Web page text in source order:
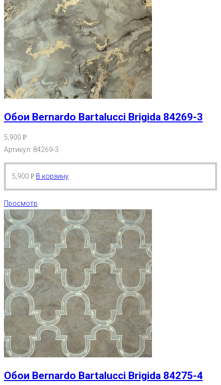
Обои Bernardo Bartalucci Brigida 84269-3
5,900 Р
Артикул: 84269-3
5,900 Р В корзину
Просмотр
Обои Bernardo Bartalucci Brigida 84275-4